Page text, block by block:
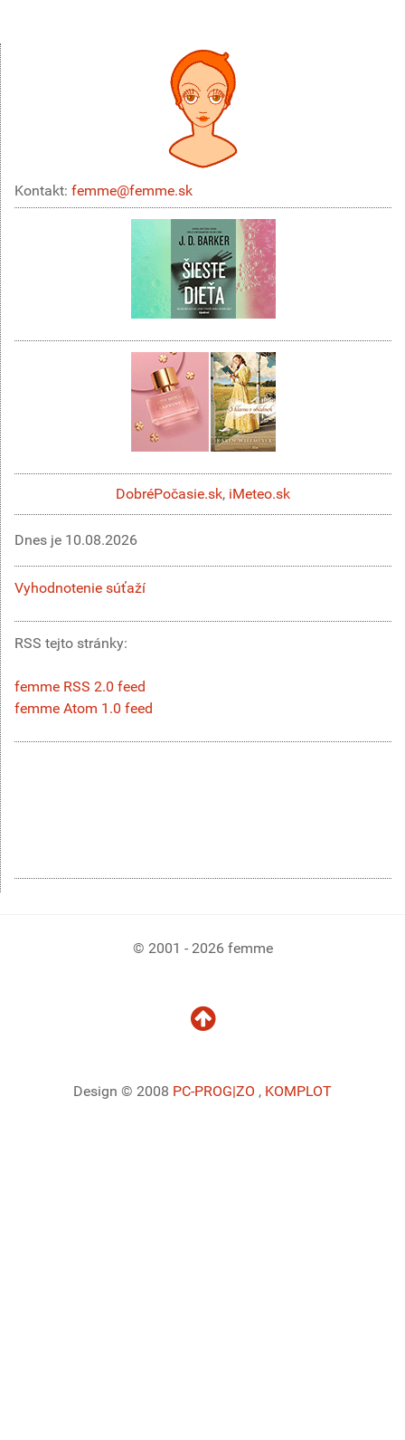
Kontakt: femme@femme.sk
DobréPočasie.sk, iMeteo.sk
Dnes je 10.08.2026
Vyhodnotenie súťaží
RSS tejto stránky:
femme RSS 2.0 feed
femme Atom 1.0 feed
© 2001 - 2026 femme
Design © 2008 PC-PROG|ZO , KOMPLOT